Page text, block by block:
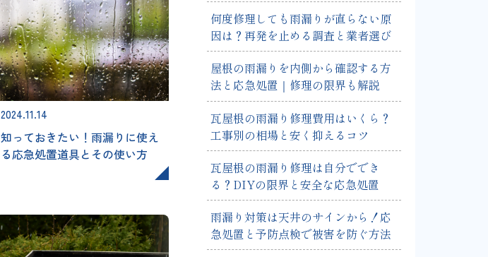
2024.11.14
知っておきたい！雨漏りに使え
る応急処置道具とその使い方
何度修理しても雨漏りが直らない原
因は？再発を止める調査と業者選び
屋根の雨漏りを内側から確認する方
法と応急処置｜修理の限界も解説
瓦屋根の雨漏り修理費用はいくら？
工事別の相場と安く抑えるコツ
瓦屋根の雨漏り修理は自分ででき
る？DIYの限界と安全な応急処置
雨漏り対策は天井のサインから！応
急処置と予防点検で被害を防ぐ方法